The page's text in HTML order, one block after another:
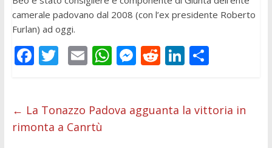
camerale padovano dal 2008 (con l’ex presidente Roberto
Furlan) ad oggi.
F
b
o
T
er
E
l
W
s
M
e
R
di
Li
e
C
di
← La Tonazzo Padova agguanta la vittoria in
rimonta a Canrtù